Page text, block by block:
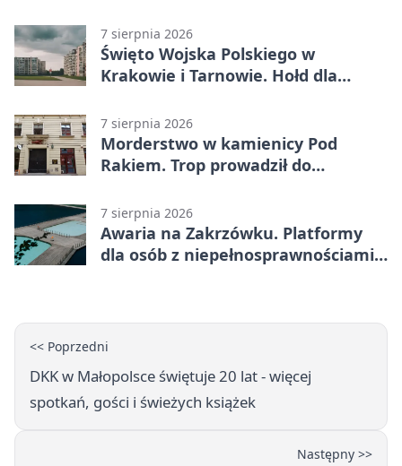
7 sierpnia 2026
Święto Wojska Polskiego w
Krakowie i Tarnowie. Hołd dla
7 sierpnia 2026
Morderstwo w kamienicy Pod
Rakiem. Trop prowadził do
7 sierpnia 2026
Awaria na Zakrzówku. Platformy
dla osób z niepełnosprawnościami
<< Poprzedni
DKK w Małopolsce świętuje 20 lat - więcej
spotkań, gości i świeżych książek
Następny >>